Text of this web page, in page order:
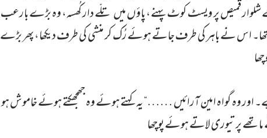
قمیص پر ویسٹ کوٹ پہنے، پاؤں میں تلّے دار کُھسہ، وہ بڑے بارعب
تھا۔ اس نے باہر کی طرف جاتے ہوئے رُک کر منشی کی طرف دیکھا، پھر بڑے
اور وہ گواہ امین آرائیں ……“ یہ کہتے ہوئے وہ جھجھکتے ہوئے خاموش ہو
پر تیوری لاتے ہوئے پوچھا